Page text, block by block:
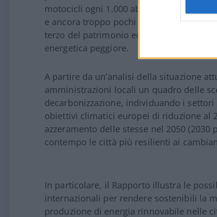
motocicli ogni 1.000 abitanti, ha un
e ancora troppo pochi mezzi a zero
terzo del patrimonio edilizio nazionale si
energetica peggiore.
A partire da un’analisi della situazione
amministrazioni locali un quadro delle
decarbonizzazione, individuando i
obiettivi climatici europei di riduzione al
azzeramento delle stesse nel 2050
contempo le città più resilienti ai
In particolare, il Rapporto illustra le
internazionali per rendere sostenibili la
produzione di energia rinnovabile nelle